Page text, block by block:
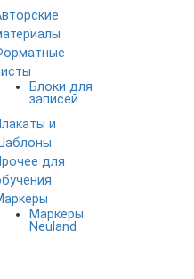
Блоки для
записей
и
для
Маркеры
Neuland